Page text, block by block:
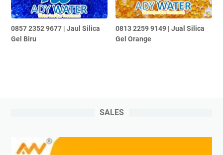
0857 2352 9677 | Jaul Silica
Gel Biru
0813 2259 9149 | Jual Silica
Gel Orange
SALES